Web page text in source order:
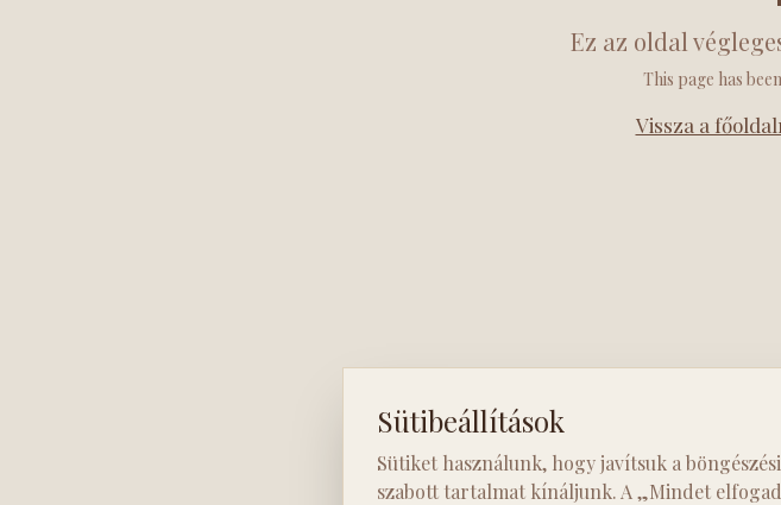
Ez az oldal
This page has
Vissza a
Sütibeállítások
Sütiket használunk, hogy javítsuk a
szabott tartalmat kínáljunk. A „Mindet